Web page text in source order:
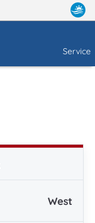
Service
West